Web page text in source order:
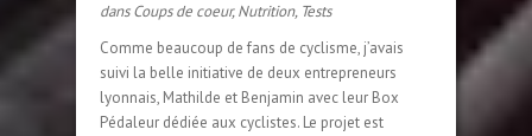
dansCoups de coeur,Nutrition, Tests
Comme beaucoup de fans de cyclisme, j’avais
suivi la belle initiative de deux entrepreneurs
lyonnais, Mathilde et Benjamin avec leur Box
Pédaleur dédiée aux cyclistes. Le projet est